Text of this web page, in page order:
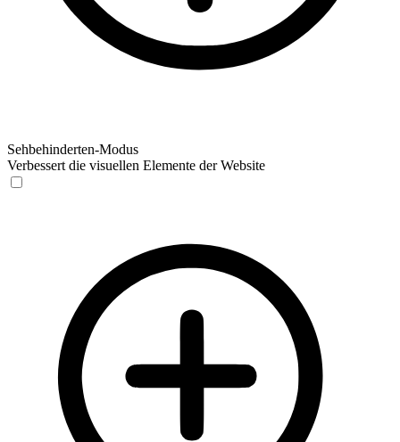
Sehbehinderten-Modus
Verbessert die visuellen Elemente der Website